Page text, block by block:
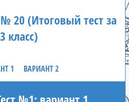
№ 20 (Итоговый тест за
3 класс)
1 ВАРИАНТ 2